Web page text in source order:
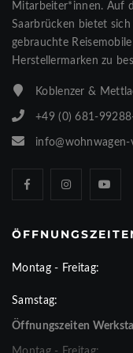
Mitarbeiter*innen. Auf
Saarbrücken bietet
gebrauchte
Herstellermarken zu
Koblenzer &
+49 (0) 681-
info@wohnwagen-
Montag - Freitag:
Samstag:
Öffnungszeiten